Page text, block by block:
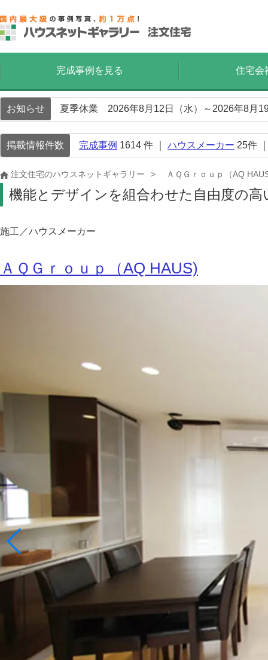
完成事例を見る 住宅会
お知らせ 夏季休業 2026年8月12日（水）～2026年8月
掲載情報件数 完成事例 1614 件 ｜ ハウスメーカー 25件
注文住宅のハウスネットギャラリー ＡＱＧｒｏｕｐ（AQ
機能とデザインを組合わせた自由度の高
施工／ハウスメーカー
ＡＱＧｒｏｕｐ（AQ HAUS)